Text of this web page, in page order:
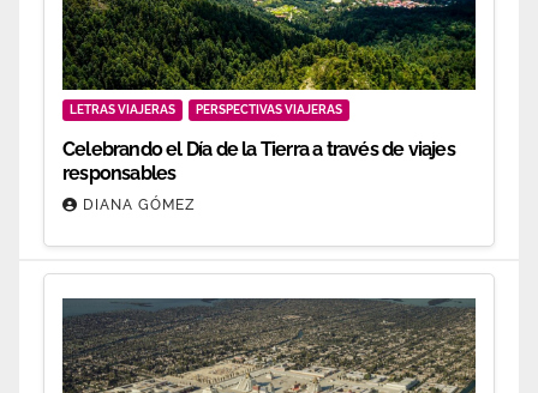
LETRAS VIAJERAS PERSPECTIVAS VIAJERAS
Celebrando el Día de la Tierra a través de viajes
responsables
DIANA GÓMEZ